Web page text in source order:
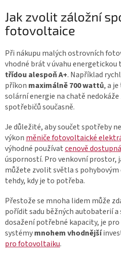
Jak zvolit záložní
fotovoltaice
Při nákupu malých ostrovních
vhodné brát v úvahu
třídou alespoň A+. Například
příkon maximálně 700 wattů, a
solární energie na chatě
spotřebičů současně.
Je důležité, aby součet spotřeby
výkon měniče fotovoltaické
výhodné používatcenově
úsporností. Pro venkovní prostor,
můžete zvolitsvětla s
tehdy, kdy je to potřeba.
Přestože se mnoha lidem může
pořídit sadu běžných autobaterií
dosažení potřebné kapacity, je
systémymnohem vhodnější
pro fotovoltaiku.